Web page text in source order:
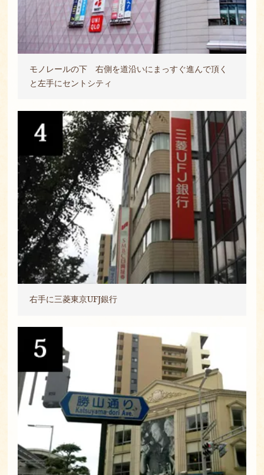
モノレールの下 右側を道沿いにまっすぐ進んで頂く
と左手にセントシティ
右手に三菱東京UFJ銀行